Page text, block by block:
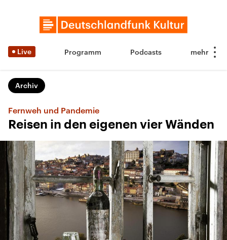
Live Programm Podcasts
Archiv
Fernweh und Pandemie
Reisen in den eigenen vier Wänden